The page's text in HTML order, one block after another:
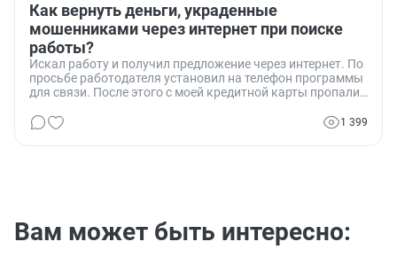
Как вернуть деньги, украденные
мошенниками через интернет при поиске
работы?
Искал работу и получил предложение через интернет. По
просьбе работодателя установил на телефон программы
для связи. После этого с моей кредитной карты пропали
из этих программ. Юристы предлагают подать иск о 1 399
Вам может быть интересно: